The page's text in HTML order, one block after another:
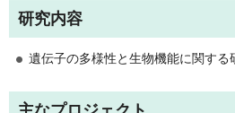
研究内容
遺伝子の多様性と生物機能に関する